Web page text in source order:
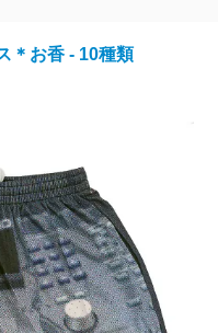
＊お香 - 10種類